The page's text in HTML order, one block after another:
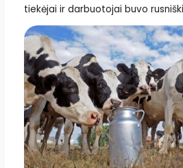
tiekėjai ir darbuotojai buvo